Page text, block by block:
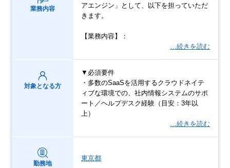
業務内容
アエンジン」として、以下を担っていただ
きます。
【業務内容】：
…続きを読む
対象となる方
▼必須要件
・多数のSaaSを活用するクラウドネイテ
ィブな環境での、社内情報システムのサポ
ート／ヘルプデスク経験（目安：3年以
上）
…続きを読む
勤務地
東京都